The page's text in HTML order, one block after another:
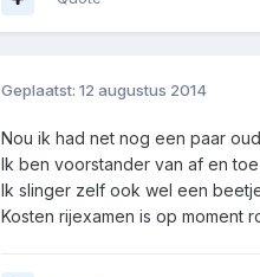
Geplaatst: 12 augustus 2014
Nou ik had net nog een paar
Ik ben voorstander van af en
Ik slinger zelf ook wel een
Kosten rijexamen is op moment